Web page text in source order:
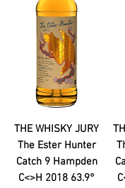
THE WHISKY JURY
The Ester Hunter
Catch 9 Hampden
C<>H 2018 63.9°